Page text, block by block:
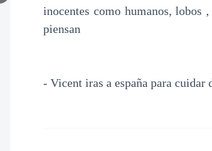
inocentes como humanos, lobos
piensan
- Vicent iras a españa para cuidar